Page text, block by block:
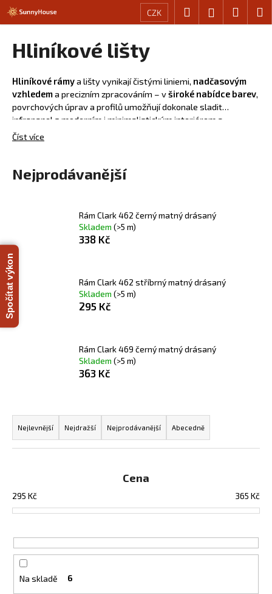
Přejít
na
obsah
CZK HledatPřihlášení
Hliníkové lišty
Hliníkové rámya lišty vynikají čistými liniemi, nadčasovým
vzhledema precizním zpracováním – vširoké nabídce barev
povrchových úprav a profilů umožňují dokonale sladit
infrapanel s moderním i minimalistickým interiérem a
podtrhnout jeho technickou eleganci a umožňují vytvořit
dokonale čistý a minimalistický vzhled infrapanelu.
Číst více
Nejprodávanější
Rám Clark 462 černý matný drásaný
Skladem (>5 m)
338 Kč
Rám Clark 462 stříbrný matný drásaný
Skladem (>5 m)
295 Kč
Rám Clark 469 černý matný drásaný
Skladem (>5 m)
363 Kč
Ř
a
z
í
p
o
d
u
Nejlevnější Nejdražší Nejprodávanější Abecedně
Cena
295 Kč 365 Kč
Na skladě 6
K
o
o
p
o
t
ř
b
t
e
n
a
j
í
HLEDAT
p
o
u
č
Spočítat výkon